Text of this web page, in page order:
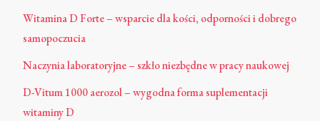
Witamina D Forte – wsparcie dla kości, odporności i dobrego
samopoczucia
Naczynia laboratoryjne – szkło niezbędne w pracy naukowej
D-Vitum 1000 aerozol – wygodna forma suplementacji
witaminy D